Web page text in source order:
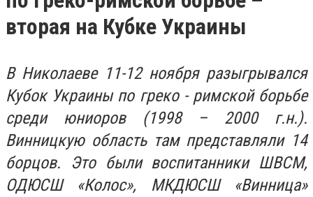
вторая на Кубке Украины
В Николаеве 11-12 ноября разыгрывался
Кубок Украины по греко - римской борьбе
среди юниоров (1998 – 2000 г.н.).
Винницкую область там представляли 14
борцов. Это были воспитанники ШВСМ,
ОДЮСШ «Колос», МКДЮСШ «Винница»